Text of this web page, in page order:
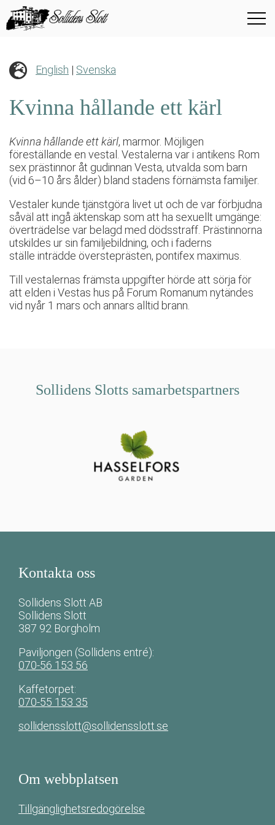
English | Svenska
Kvinna hållande ett kärl
Kvinna hållande ett kärl, marmor. Möjligen
föreställande en vestal. Vestalerna var i antikens Rom
sex prästinnor åt gudinnan Vesta, utvalda som barn
(vid 6–10 års ålder) bland stadens förnämsta familjer.
Vestaler kunde tjänstgöra livet ut och de var förbjudna
såväl att ingå äktenskap som att ha sexuellt umgänge:
överträdelse var belagd med dödsstraff. Prästinnorna
utskildes ur sin familjebildning, och i faderns
ställe inträdde översteprästen, pontifex maximus.
Till vestalernas främsta uppgifter hörde att sörja för
att elden i Vestas hus på Forum Romanum nytändes
vid nyår 1 mars och annars alltid brann.
Sollidens Slotts samarbetspartners
Kontakta oss
Sollidens Slott AB
Sollidens Slott
387 92 Borgholm
Paviljongen (Sollidens entré):
070-56 153 56
Kaffetorpet:
070-55 153 35
sollidensslott@sollidensslott.se
Om webbplatsen
Tillgänglighetsredogörelse